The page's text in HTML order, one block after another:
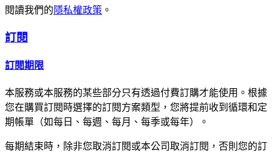
閱讀我們的隱私權政策 。
訂閱
訂閱期限
本服務或本服務的某些部分只有透過付費訂購才能使用。根據
您在購買訂閱時選擇的訂閱方案類型，您將提前收到循環和定
期帳單（如每日、每週、每月、每季或每年）。
每期結束時，除非您取消訂閱或本公司取消訂閱，否則您的訂